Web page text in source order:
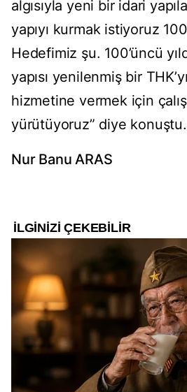
algısıyla yeni bir idari
yapıyı kurmak istiyoruz
Hedefimiz şu. 100’üncü
yapısı yenilenmiş bir
hizmetine vermek için
yürütüyoruz” diye konuştu.
Nur Banu ARAS